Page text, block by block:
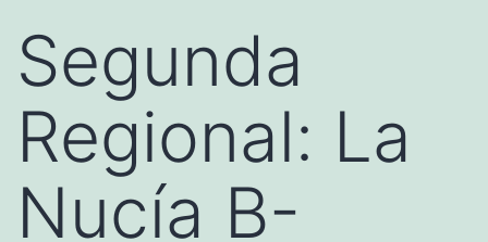
Segunda
Regional: La
Nucía B-